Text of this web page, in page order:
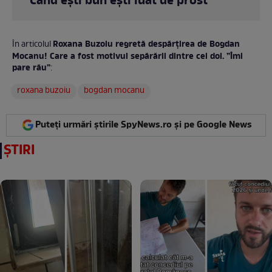
În articolulRoxana Buzoiu regretă despărțirea de Bogdan
Mocanu! Care a fost motivul sepărării dintre cei doi. ”Îmi
pare rău”:
roxana buzoiu
bogdan mocanu
Puteți urmări știrile SpyNews.ro și pe Google News
ȘTIRI